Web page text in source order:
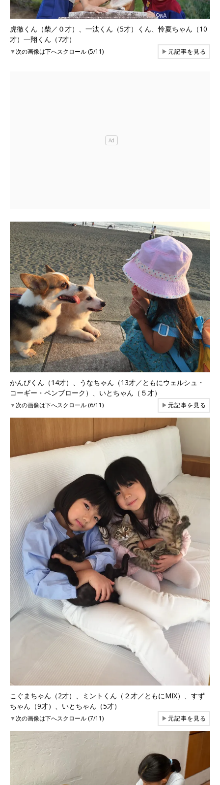
虎徹くん（柴／０才）、一汰くん（5才）くん、怜夏ちゃん（10
才）一翔くん（7才）
▼次の画像は下へスクロール (5/11) ▶元記事を見る
かんぴくん（14才）、うなちゃん（13才／ともにウェルシュ・
コーギー・ペンブローク）、いとちゃん（５才）
▼次の画像は下へスクロール (6/11) ▶元記事を見る
こぐまちゃん（2才）、ミントくん（２才／ともにMIX）、すず
ちゃん（9才）、いとちゃん（5才）
▼次の画像は下へスクロール (7/11) ▶元記事を見る